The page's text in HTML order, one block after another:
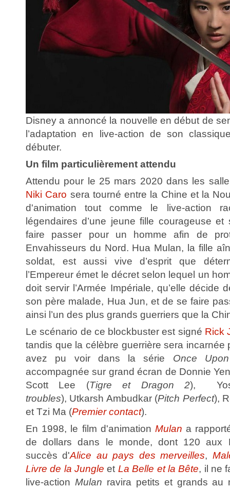
Disney a annoncé la nouvelle en début de
l’adaptation en live-action de son
débuter.
Un film particulièrement attendu
Attendu pour le 25 mars 2020 dans les
Niki Caro sera tourné entre la Chine et la
d'animation tout comme le live-action
légendaires d’une jeune fille courageuse
faire passer pour un homme afin de
Envahisseurs du Nord. Hua Mulan, la fille
soldat, est aussi vive d’esprit que
l’Empereur émet le décret selon lequel un
doit servir l’Armée Impériale, qu’elle décide
son père malade, Hua Jun, et de se faire
ainsi l’un des plus grands guerriers que la
Le scénario de ce blockbuster est signé Rick
tandis que la célèbre guerrière sera incarnée
avez pu voir dans la série Once
accompagnée sur grand écran de Donnie
Scott Lee (Tigre et Dragon 2),
troubles), Utkarsh Ambudkar (Pitch Perfect),
et Tzi Ma (Premier contact).
En 1998, le film d'animation Mulana
de dollars dans le monde, dont 120 aux
succès d'Alice au pays des merveilles,
Livre de la Jungleet La Belle et la Bête, il ne
live-action Mulan ravira petits et grands au